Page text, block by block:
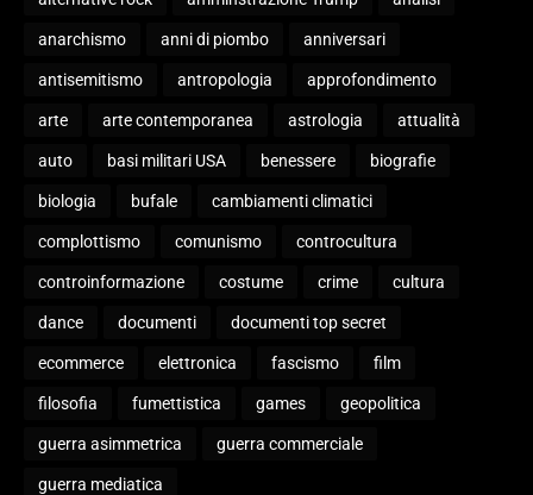
anarchismo anni di piombo anniversari
antisemitismo antropologia approfondimento
arte arte contemporanea astrologia attualità
auto basi militari USA benessere biografie
biologia bufale cambiamenti climatici
complottismo comunismo controcultura
controinformazione costume crime cultura
dance documenti documenti top secret
ecommerce elettronica fascismo film
filosofia fumettistica games geopolitica
guerra asimmetrica guerra commerciale
guerra mediatica